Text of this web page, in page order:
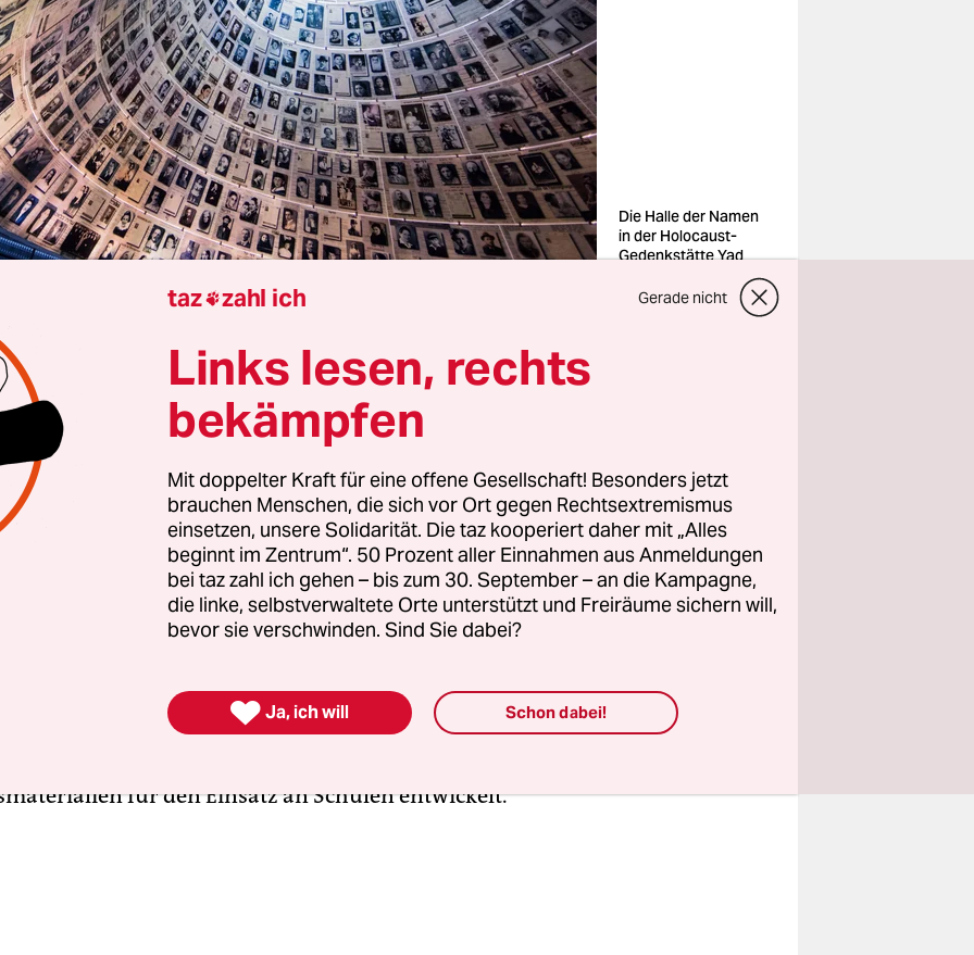
Die Halle der Namen
in der Holocaust-
Gedenkstätte Yad
Foto: TranslatorRolf
Hillenbrand
man die Geschichte des Holocaust an kommende
Diese Frage stellen sich in Deutschland Dutzende
aber auch viele Lehrer und Studierende. Manchen
erscheint derMassenmord an Juden als
entferntes Ereignis, dem sie keine große Bedeutung
Schule für Holocaust-Studien (ISHS) mit dieser
Sie bietet Fortbildungen an und fördert den
für den Einsatz an Schulen entwickelt.
taz zahl ich Gerade nicht
Links lesen, rechts
bekämpfen
Mit doppelter Kraft für eine offene Gesellschaft! Besonders jetzt
brauchen Menschen, die sich vor Ort gegen Rechtsextremismus
einsetzen, unsere Solidarität. Die taz kooperiert daher mit „Alles
beginnt im Zentrum“. 50 Prozent aller Einnahmen aus Anmeldungen
bei taz zahl ich gehen – bis zum 30. September – an die Kampagne,
die linke, selbstverwaltete Orte unterstützt und Freiräume sichern will,
bevor sie verschwinden. Sind Sie dabei?
 Ja, ich will Schon dabei!